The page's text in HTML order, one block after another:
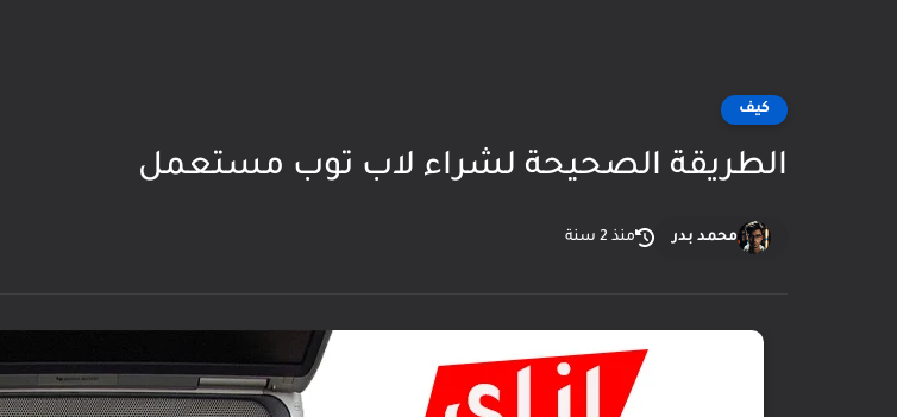
كيف
الطريقة الصحيحة لشراء لاب توب مستعمل
محمد بدر منذ 2 سنة